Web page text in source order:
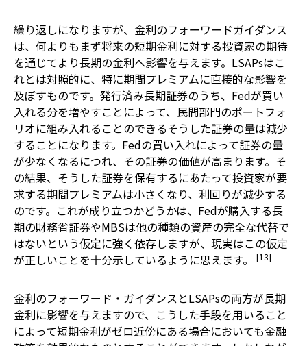
繰り返しになりますが、金利のフォーワードガイダンス
は、何よりもまず将来の短期金利に対する投資家の期待
を通じてより長期の金利へ影響を与えます。LSAPsはこ
れとは対照的に、特に期間プレミアムに直接的な影響を
及ぼすものです。発行済み長期証券のうち、Fedが買い
入れる分を増やすことによって、民間部門のポートフォ
リオに組み入れることのできるそうした証券の量は減少
することになります。Fedの買い入れによって証券の量
が少なくなるにつれ、その証券の価値が高まります。そ
の結果、そうした証券を保有するにあたって投資家が要
求する期間プレミアムは小さくなり、利回りが減少する
のです。これが成り立つかどうかは、Fedが購入する長
期の財務省証券やMBSは他の種類の資産の完全な代替で
はないという仮定に強く依存しますが、現実はこの仮定
が正しいことを十分示しているように思えます。
[13]
金利のフォーワード・ガイダンスとLSAPsの両方が長期
金利に影響を与えますので、こうした手段を用いること
によって短期金利がゼロ近傍にある場合においても金融